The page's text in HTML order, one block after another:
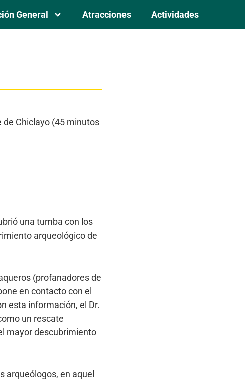
General Atracciones Actividades
de Chiclayo (45 minutos
una tumba con los
arqueológico de
(profanadores de
en contacto con el
esta información, el Dr.
un rescate
mayor descubrimiento
arqueólogos, en aquel